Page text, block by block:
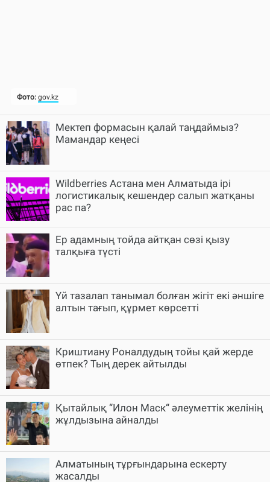
Мектеп формасын қалай таңдаймыз?
Мамандар кеңесі
Wildberries Астана мен Алматыда ірі
логистикалық кешендер салып жатқаны
рас па?
Ер адамның тойда айтқан сөзі қызу
талқыға түсті
Үй тазалап танымал болған жігіт екі әншіге
алтын тағып, құрмет көрсетті
Криштиану Роналдудың тойы қай жерде
өтпек? Тың дерек айтылды
Қытайлық “Илон Маск“ әлеуметтік желінің
жұлдызына айналды
Алматының тұрғындарына ескерту
жасалды